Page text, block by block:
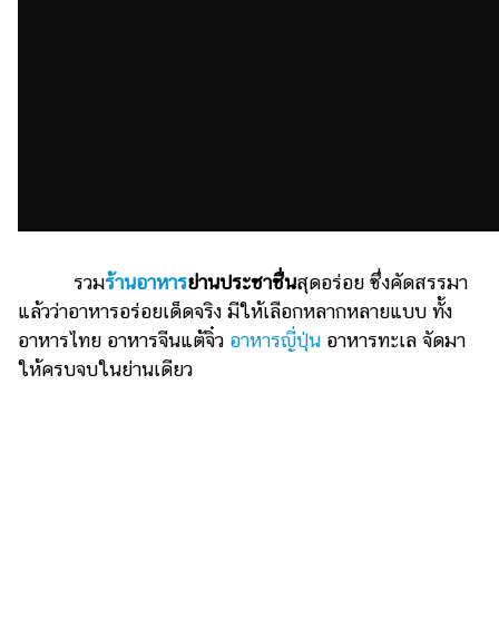
รูปภาพ
หนัง
Music
Station
รวมร้านอาหารย่านประชาชื่นสุดอร่อย ซึ่งคัดสรรมา
แล้วว่าอาหารอร่อยเด็ดจริง มีให้เลือกหลากหลายแบบ ทั้ง
อาหารไทย อาหารจีนแต้จิ๋ว อาหารญี่ปุ่น อาหารทะเล จัดมา
ให้ครบจบในย่านเดียว